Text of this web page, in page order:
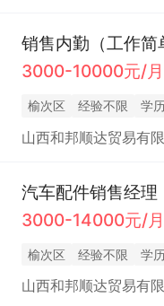
销售内勤（工作简
3000-10000元/月
榆次区 经验不限 学
山西和邦顺达贸易有
3000-14000元/月
榆次区 经验不限 学
山西和邦顺达贸易有